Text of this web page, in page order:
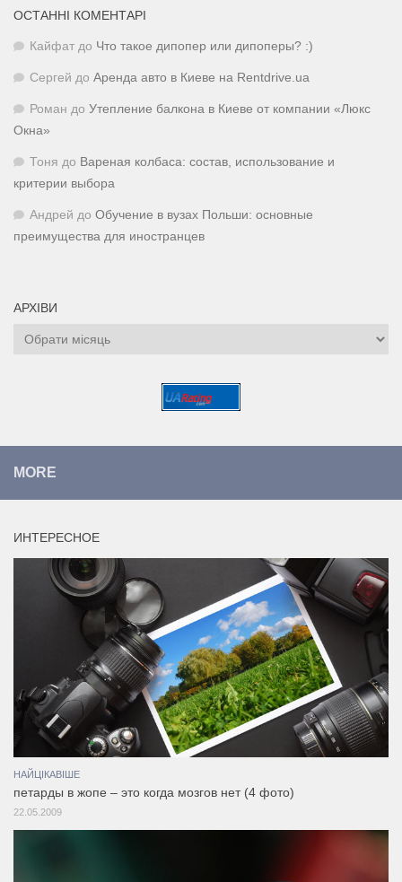
ОСТАННІ КОМЕНТАРІ
Кайфат до Что такое дипопер или дипоперы? :)
Сергей до Аренда авто в Киеве на Rentdrive.ua
Роман до Утепление балкона в Киеве от компании «Люкс
Окна»
Тоня до Вареная колбаса: состав, использование и
критерии выбора
Андрей до Обучение в вузах Польши: основные
преимущества для иностранцев
АРХІВИ
Архіви
MORE
ИНТЕРЕСНОЕ
НАЙЦІКАВІШЕ
петарды в жопе – это когда мозгов нет (4 фото)
22.05.2009